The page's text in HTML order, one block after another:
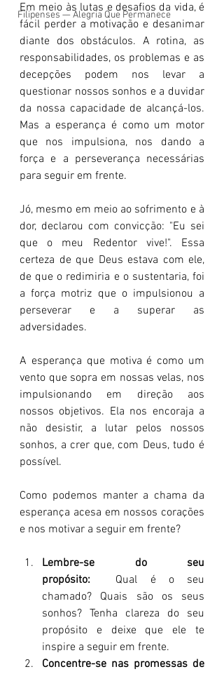
Filipenses — Alegria Que Permanece
Em meio às lutas e desafios da vida, é
fácil perder a motivação e desanimar
diante dos obstáculos. A rotina, as
responsabilidades, os problemas e as
decepções podem nos levar a
questionar nossos sonhos e a duvidar
da nossa capacidade de alcançá-los.
Mas a esperança é como um motor
que nos impulsiona, nos dando a
força e a perseverança necessárias
para seguir em frente.
Jó, mesmo em meio ao sofrimento e à
dor, declarou com convicção: "Eu sei
que o meu Redentor vive!". Essa
certeza de que Deus estava com ele,
de que o redimiria e o sustentaria, foi
a força motriz que o impulsionou a
perseverar e a superar as
adversidades.
A esperança que motiva é como um
vento que sopra em nossas velas, nos
impulsionando em direção aos
nossos objetivos. Ela nos encoraja a
não desistir, a lutar pelos nossos
sonhos, a crer que, com Deus, tudo é
possível.
Como podemos manter a chama da
esperança acesa em nossos corações
e nos motivar a seguir em frente?
Lembre-se do seu
propósito: Qual é o seu
chamado? Quais são os seus
sonhos? Tenha clareza do seu
propósito e deixe que ele te
inspire a seguir em frente.
Concentre-se nas promessas de